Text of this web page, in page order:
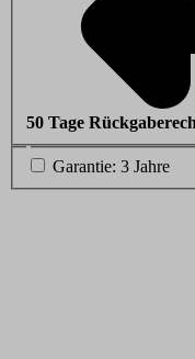
50 Tage
Garantie: 3 Jahre